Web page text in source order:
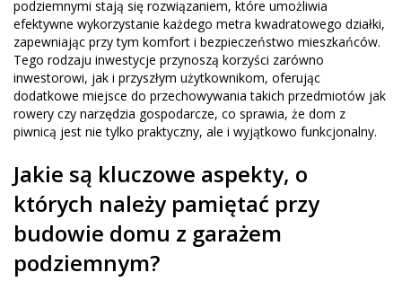
podziemnymi stają się rozwiązaniem, które umożliwia
efektywne wykorzystanie każdego metra kwadratowego działki,
zapewniając przy tym komfort i bezpieczeństwo mieszkańców.
Tego rodzaju inwestycje przynoszą korzyści zarówno
inwestorowi, jak i przyszłym użytkownikom, oferując
dodatkowe miejsce do przechowywania takich przedmiotów jak
rowery czy narzędzia gospodarcze, co sprawia, że dom z
piwnicą jest nie tylko praktyczny, ale i wyjątkowo funkcjonalny.
Jakie są kluczowe aspekty, o
których należy pamiętać przy
budowie domu z garażem
podziemnym?